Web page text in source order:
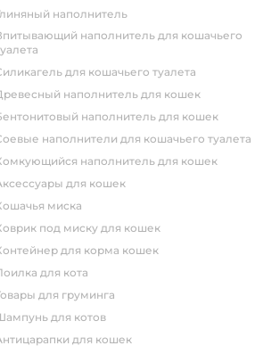
глиняный наполнитель
силикагель для кошачьего туалета
древесный наполнитель для кошек
бентонитовый наполнитель для кошек
соевые наполнители для кошачьего туалета
комкующийся наполнитель для кошек
аксессуары для кошек
кошачья миска
коврик под миску для кошек
контейнер для корма кошек
поилка для кота
товары для груминга
шампунь для котов
антицарапки для кошек